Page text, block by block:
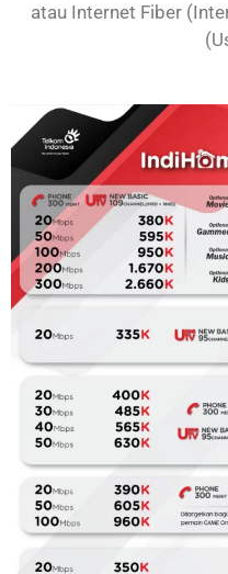
atau Internet Fiber